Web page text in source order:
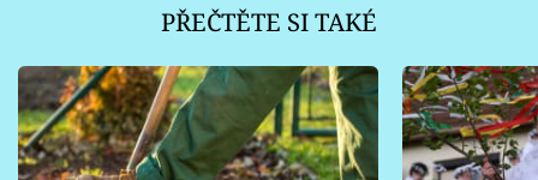
PŘEČTĚTE SI TAKÉ